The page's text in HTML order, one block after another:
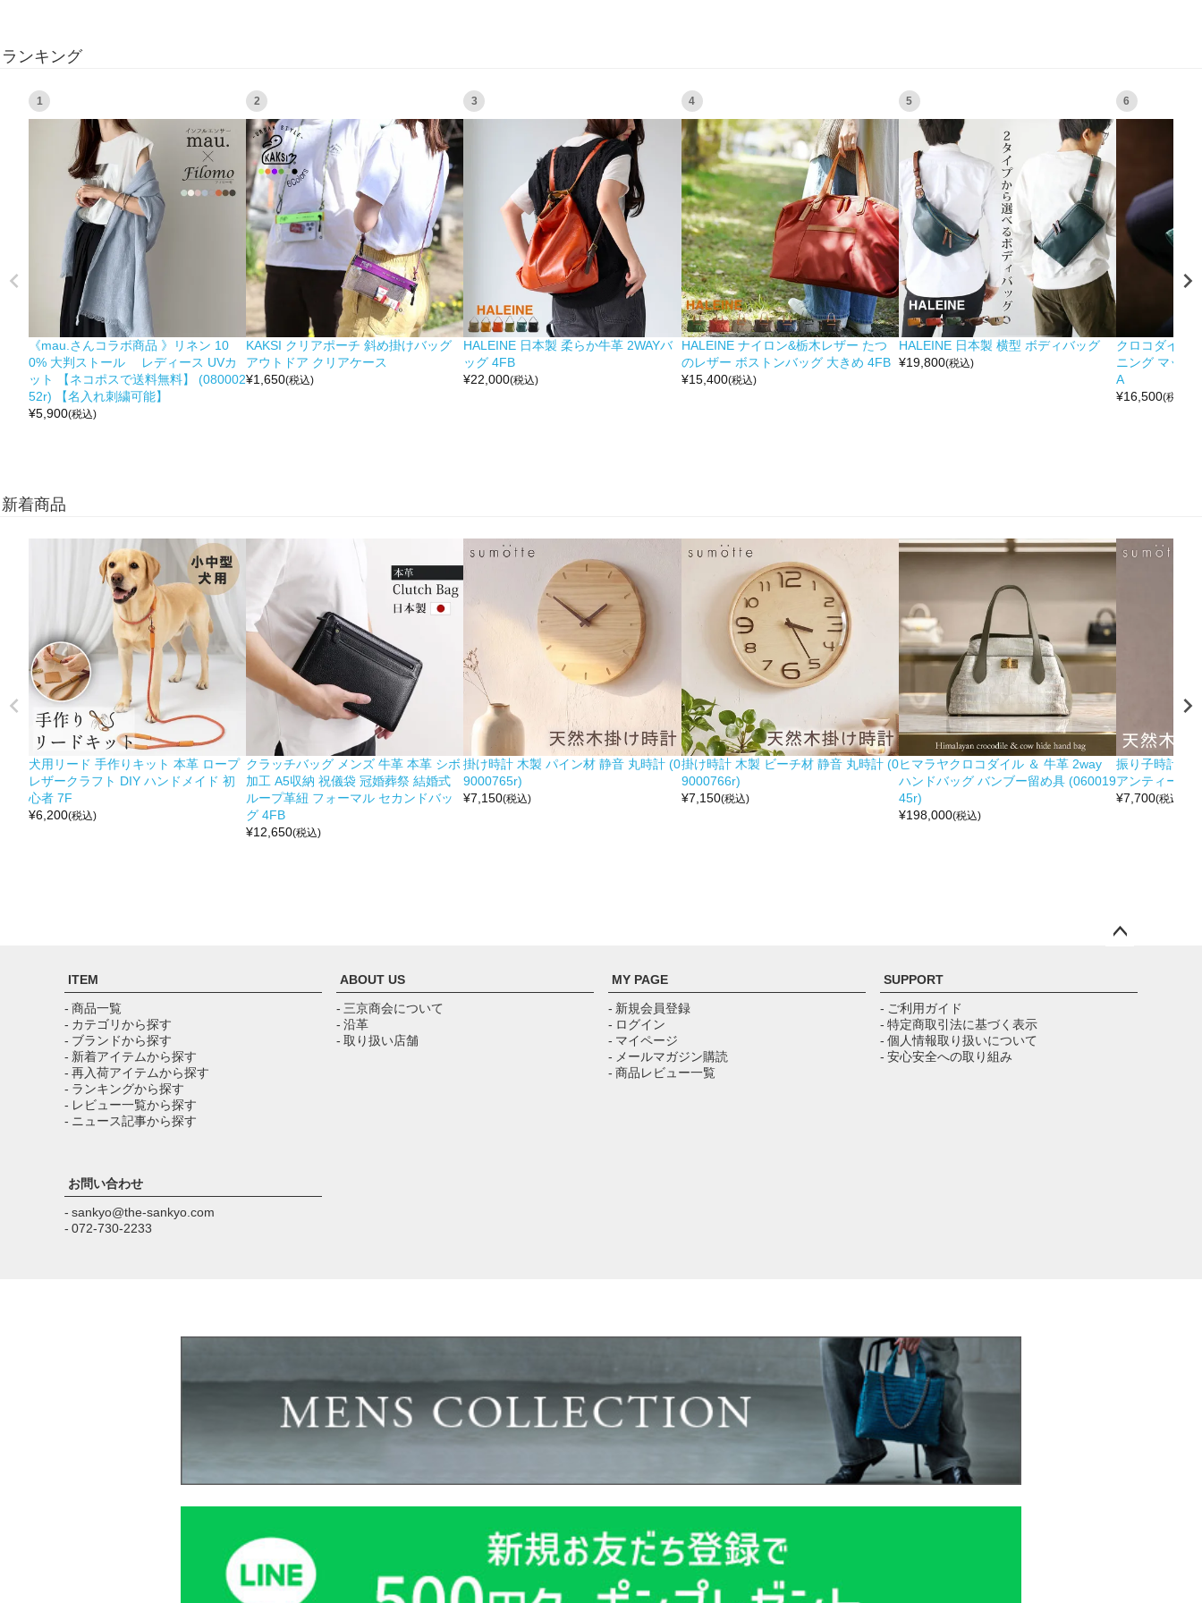
ランキング
1
《mau.さんコラボ商品 》リネン 10
0% 大判ストール レディース UVカ
ット 【ネコポスで送料無料】 (080002
52r) 【名入れ刺繍可能】
¥5,900(税込)
2
KAKSI クリアポーチ 斜め掛けバッグ
アウトドア クリアケース
¥1,650(税込)
3
HALEINE 日本製 柔らか牛革 2WAYバ
ッグ 4FB
¥22,000(税込)
4
HALEINE ナイロン&栃木レザー たつ
のレザー ボストンバッグ 大きめ 4FB
¥15,400(税込)
5
HALEINE 日本製 横型 ボディバッグ
¥19,800(税込)
6
クロコダイル
ニング マット
A
¥16,500(税込)
新着商品
犬用リード 手作りキット 本革 ロープ
レザークラフト DIY ハンドメイド 初
心者 7F
¥6,200(税込)
クラッチバッグ メンズ 牛革 本革 シボ
加工 A5収納 祝儀袋 冠婚葬祭 結婚式
ループ革紐 フォーマル セカンドバッ
グ 4FB
¥12,650(税込)
掛け時計 木製 パイン材 静音 丸時計 (0
9000765r)
¥7,150(税込)
掛け時計 木製 ビーチ材 静音 丸時計 (0
9000766r)
¥7,150(税込)
ヒマラヤクロコダイル ＆ 牛革 2way
ハンドバッグ バンブー留め具 (060019
45r)
¥198,000(税込)
振り子時計 木
アンティーク
¥7,700(税込)
ップ
ITEM
- 商品一覧
- カテゴリから探す
- ブランドから探す
- 新着アイテムから探す
- 再入荷アイテムから探す
- ランキングから探す
- レビュー一覧から探す
- ニュース記事から探す
ABOUT US
- 三京商会について
- 沿革
- 取り扱い店舗
MY PAGE
- 新規会員登録
- ログイン
- マイページ
- メールマガジン購読
- 商品レビュー一覧
SUPPORT
- ご利用ガイド
- 特定商取引法に基づく表示
- 個人情報取り扱いについて
- 安心安全への取り組み
お問い合わせ
- sankyo@the-sankyo.com
- 072-730-2233